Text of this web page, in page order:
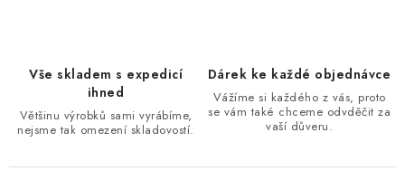
Vše skladem s expedicí
ihned
Většinu výrobků sami vyrábíme,
nejsme tak omezení skladovostí.
Dárek ke každé objednávce
Vážíme si každého z vás, proto
se vám také chceme odvděčit za
vaší důveru.